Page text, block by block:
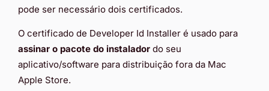
pode ser necessário dois certificados.
O certificado de Developer Id Installer é usado para
assinar o pacote do instalador do seu
aplicativo/software para distribuição fora da Mac
Apple Store.